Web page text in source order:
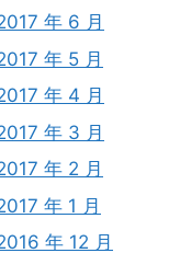
年 6 月
年 5 月
年 4 月
年 3 月
年 2 月
年 1 月
年 12 月